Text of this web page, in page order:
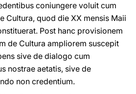
coniungere voluit cum
Cultura, quod die XX mensis Maii
Post hanc provisionem
de Cultura ampliorem suscepit
sive de dialogo cum
nostrae aetatis, sive de
non credentium.